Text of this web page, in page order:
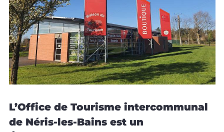
L’Office de Tourisme intercommunal
de Néris-les-Bains est un